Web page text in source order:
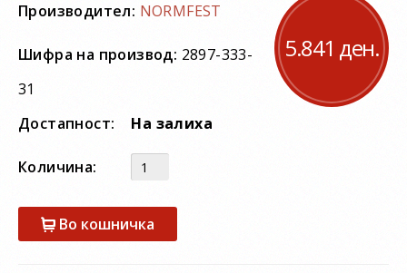
5.841 ден.
Производител: NORMFEST
Шифра на производ: 2897-333-
31
Достапност:
На залиха
Количина:
Во кошничка